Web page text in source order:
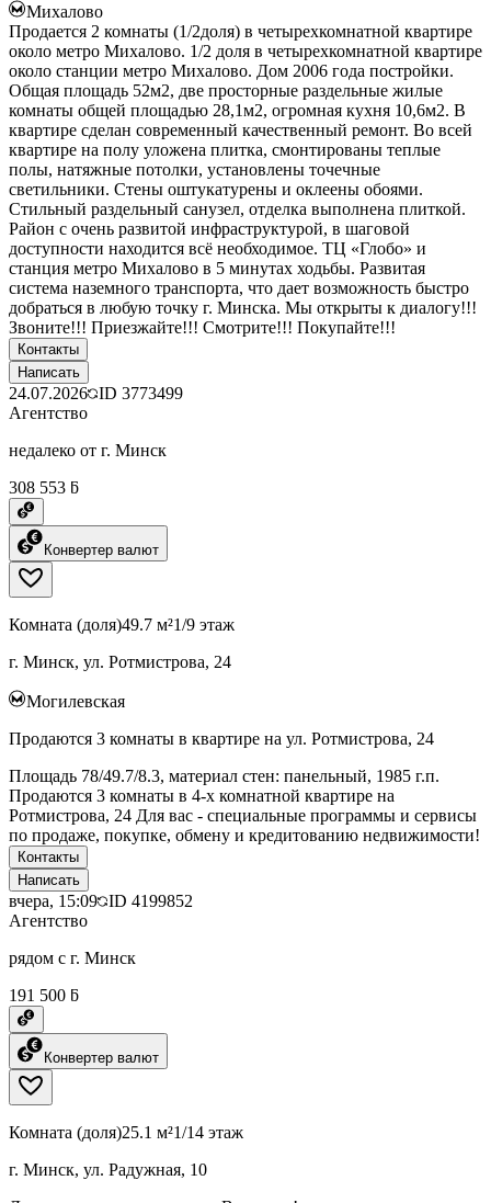
Михалово
Продается 2 комнаты (1/2доля) в четырехкомнатной квартире
около метро Михалово. 1/2 доля в четырехкомнатной квартире
около станции метро Михалово. Дом 2006 года постройки.
Общая площадь 52м2, две просторные раздельные жилые
комнаты общей площадью 28,1м2, огромная кухня 10,6м2. В
квартире сделан современный качественный ремонт. Во всей
квартире на полу уложена плитка, смонтированы теплые
полы, натяжные потолки, установлены точечные
светильники. Стены оштукатурены и оклеены обоями.
Стильный раздельный санузел, отделка выполнена плиткой.
Район с очень развитой инфраструктурой, в шаговой
доступности находится всё необходимое. ТЦ «Глобо» и
станция метро Михалово в 5 минутах ходьбы. Развитая
система наземного транспорта, что дает возможность быстро
добраться в любую точку г. Минска. Мы открыты к диалогу!!!
Звоните!!! Приезжайте!!! Смотрите!!! Покупайте!!!
Контакты
Написать
24.07.2026 ID 3773499
Агентство
недалеко от г. Минск
308 553 ƃ
Конвертер валют
Комната (доля)49.7 м²1/9 этаж
г. Минск, ул. Ротмистрова, 24
Могилевская
Продаются 3 комнаты в квартире на ул. Ротмистрова, 24
Площадь 78/49.7/8.3, материал стен: панельный, 1985 г.п.
Продаются 3 комнаты в 4-х комнатной квартире на
Ротмистрова, 24 Для вас - специальные программы и сервисы
по продаже, покупке, обмену и кредитованию недвижимости!
Контакты
Написать
вчера, 15:09 ID 4199852
Агентство
рядом с г. Минск
191 500 ƃ
Конвертер валют
Комната (доля)25.1 м²1/14 этаж
г. Минск, ул. Радужная, 10